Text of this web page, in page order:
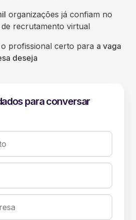
organizações já confiam no
recrutamento virtual
profissional certo para a vaga
deseja
para conversar